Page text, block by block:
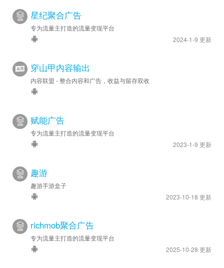
星纪聚合广告
专为流量主打造的流量变现平台
2024-1-9 更新
穿山甲内容输出
内容联盟 - 整合内容和广告，收益与留存双收
赋能广告
专为流量主打造的流量变现平台
2023-1-9 更新
趣游
趣游手游盒子
2023-10-18 更新
richmob聚合广告
专为流量主打造的流量变现平台
2025-10-28 更新